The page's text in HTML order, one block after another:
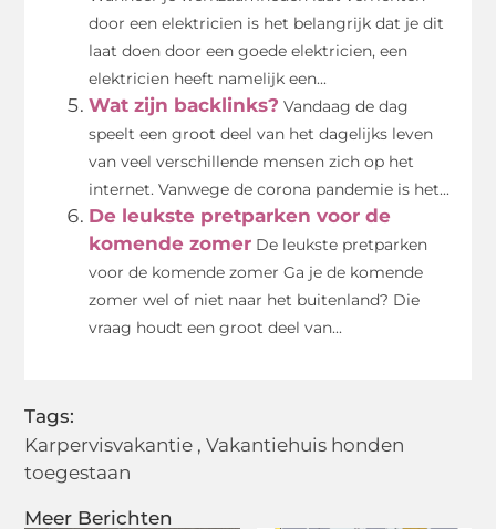
Meer Berichten
door een elektricien is het belangrijk dat je dit
laat doen door een goede elektricien, een
elektricien heeft namelijk een...
Wat zijn backlinks? Vandaag de dag
speelt een groot deel van het dagelijks leven
van veel verschillende mensen zich op het
internet. Vanwege de corona pandemie is het...
De leukste pretparken voor de
komende zomer De leukste pretparken
voor de komende zomer Ga je de komende
zomer wel of niet naar het buitenland? Die
vraag houdt een groot deel van...
Tags:
Karpervisvakantie ,Vakantiehuis honden
toegestaan